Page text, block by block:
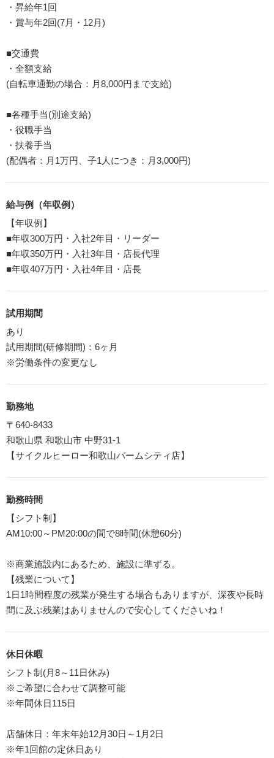
・昇給年1回
・賞与年2回(7月・12月)
■交通費
・全額支給
(自転車通勤の場合：月8,000円まで支給)
■各種手当(別途支給)
・役職手当
・扶養手当
(配偶者：月1万円、子1人につき：月3,000円)
給与例（年収例）
【年収例】
■年収300万円・入社2年目・リーダー
■年収350万円・入社3年目・店長代理
■年収407万円・入社4年目・店長
試用期間
あり
試用期間(研修期間)：6ヶ月
※労働条件の変更なし
勤務地
〒640-8433
和歌山県 和歌山市 中野31-1
【サイクルヒーロー和歌山パームシティ店】
勤務時間
【シフト制】
AM10:00～PM20:00の間で8時間(休憩60分)
※商業施設内にあるため、施設に準ずる。
【残業について】
1日1時間程度の残業が発生する場合もありますが、深夜や長時
間に及ぶ残業はありませんので安心してくださいね！
休日休暇
シフト制(月8～11日休み)
※ご希望に合わせて調整可能
※年間休日115日
店舗休日：年末年始12月30日～1月2日
※年1回館の定休日あり